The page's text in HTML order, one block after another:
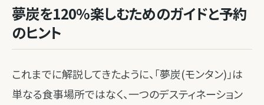
夢炭を120%楽しむためのガイドと予約
のヒント
これまでに解説してきたように、「夢炭(モンタン)」は
単なる食事場所ではなく、一つのデスティネーション